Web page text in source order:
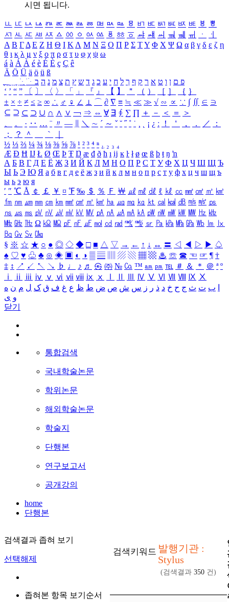
시면 됩니다.
ㅥ ㅦ ㅧ ㅨ ㅩ ㅪ ㅫ ㅬ ㅭ ㅮ ㅯ ㅰ ㅱ ㅲ ㅳ ㅴ ㅵ ㅶ ㅷ ㅸ
ㅹ
ㅺ ㅻ ㅼ ㅽ ㅾ ㅿ ㆀ ㆁ ㆂ ㆃ ㆄ ㆅ ㆆ ㆇ ㆈ ㆉ ㆊ ㆋ ㆌ ㆍ
ㆎ
Α Β ΓΔ Ε Ζ Η Θ Ι ΚΛ Μ Ν Ξ Ο Π Ρ Σ ΤΥ Φ Χ Ψ Ω α β γ δ ε ζ η
θ ι κ λ μ ν ξ ο π ρ σ τ υ φ χ ψ ω
á à Á À é è É È ç Ç ê
Ä Ö Ü ä ö ü ß
ִֶֹ ֻּ ׁׂ פ ם ן ו ט א ר ק ף ך ל ח י ע כ ג ד ש ץ ת צ מ נ ה ב
‘ ’ “ ” 〔 〕 〈 〉 「 」 『 』 【 】 ＂ （ ） ［ ］ ｛ ｝
± × ÷ ≠ ≤ ≥ ∞ ∴ ♂ ♀ ∠ ⊥ ⌒ ∂ ∇ ≡ ≒ ≪ ≫ √ ∽ ∝ ∵ ∫ ∬ ∈ ∋
⊆ ⊇ ⊂ ⊃ ∪ ∩ ∧ ∨ ￢ ⇒ ⇔ ∀ ∃ ∮ ∑ ∏ ＋ － ＜ ＝
＞
、
。 · ‥ … ¨ 〃 ― ＼ ∼ ´ ～ ˇ ˘ ˝ ˚ ˙ ¸ ¡ ¿ ː ！ ＇ ， ． ／
：
；
？ ＾ ｀
½ ⅓ ⅔ ¼ ¾ ⅛ ⅜ ⅝ ⅞ ¹ ² ³ ⁴ ⁿ ₁ ₂ ₃ ₄
Æ Ð Ħ Ĳ Ł Ø Œ Þ Ŧ Ŋ æ đ ð ħ ı ĳ ĸ ŀ ł ø œ ß þ ŧ ŋ ŉ
А Б В Г Д Е Ё Ж З И Й К Л М Н О П Р С Т У Ф Х Ц Ч Ш Щ Ъ
Ы Ь Э Ю Я а б в г д е ё ж з и й к л м н о п р с т у ф х ц ч ш щ ъ
ы ь э ю я
′ ″ ℃ Å ￠ ￡ ￥ ¤ ℉ ‰ ＄ ％ Ｆ ￦ ㎕ ㎖ ㎗ ℓ ㎘ ㏄ ㎣ ㎤ ㎥ ㎦
㎙ ㎚ ㎛ ㎜ ㎝ ㎞ ㎟ ㎠ ㎡ ㎢ ㏊ ㎍ ㎎ ㎏ ㏏ ㎈ ㎉ ㏈ ㎧ ㎨ ㎰
㎱ ㎲ ㎳ ㎴ ㎵ ㎶ ㎷ ㎸ ㎹ ㎀ ㎁ ㎂ ㎃ ㎄ ㎺ ㎻ ㎽ ㎾ ㎿ ㎐ ㎑
㎒ ㎓ ㎔ Ω ㏀ ㏁ ㎊ ㎋ ㎌ ㏖ ㏅ ㎭ ㎮ ㎯ ㏛ ㎩ ㎪ ㎫ ㎬ ㏝ ㏐
㏓
㏃ ㏉ ㏜ ㏆
§ ※ ☆ ★ ○ ● ◎ ◇ ◆ □ ■ △ ▽ → ← ↑ ↓ ↔ 〓 ◁ ◀ ▷ ▶ ♤
♠ ♡ ♥ ♧ ♣ ⊙ ◈ ▣ ◐ ◑ ▒ ▤ ▨ ▧ ▦ ▩ ♨ ☏ ☎ ☜ ☞ ¶ †
‡ ↕ ↗ ↙ ↖ ↘ ♭ ♩ ♪ ♬ ㉿ ㈜ № ㏇ ™ ㏂ ㏘ ℡ ＃ ＆ ＊ ＠ ª º
ⅰ
ⅱ ⅲ ⅳ ⅴ ⅵ ⅶ ⅷ ⅸ ⅹ Ⅳ Ⅴ Ⅵ Ⅶ Ⅷ Ⅸ Ⅹ
ب ت ث ج ح خ د ذ ر ز س ش ص ض ط ظ ع غ ف ق ک ل م ن ه
و ی
닫기
통합검색
국내학술논문
학위논문
해외학술논문
학술지
단행본
연구보고서
공개강의
home
단행본
검색결과 좁혀 보기
선택해제
좁혀본 항목 보기순서
검색키워드 발행기관 :
Stylus
(검색결과 350 건)